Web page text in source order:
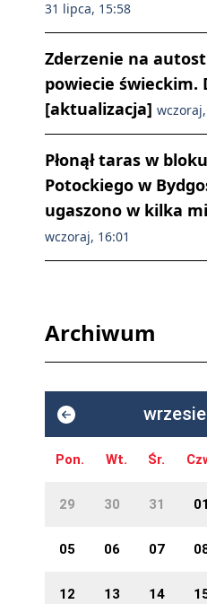
31 lipca, 15:58
Zderzenie na
powiecie świeckim.
[aktualizacja]
Płonął taras w
Potockiego w
ugaszono w kilka
wczoraj, 16:01
Archiwum
Pon. Wt. Śr.
29 30 31 01
05 06 07
12 13 14